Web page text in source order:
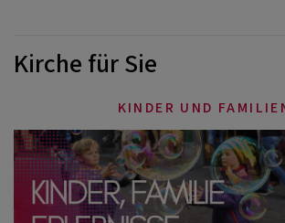
Kirche für Sie
KINDER UND